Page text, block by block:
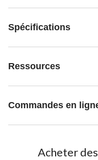
Spécifications
Ressources
Commandes en
Acheter